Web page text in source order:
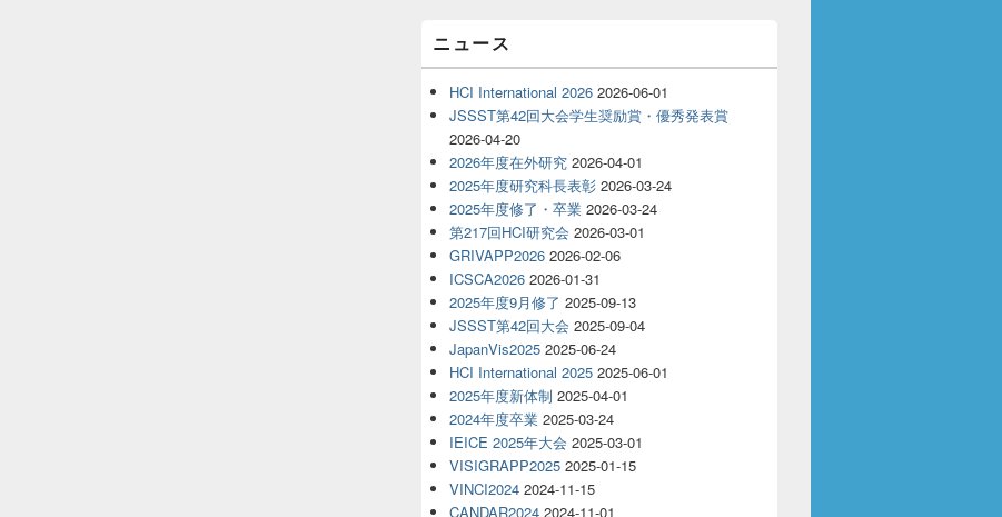
ニュース
HCI International 2026 2026-06-01
JSSST第42回大会学生奨励賞・優秀発表賞
2026-04-20
2026年度在外研究 2026-04-01
2025年度研究科長表彰 2026-03-24
2025年度修了・卒業 2026-03-24
第217回HCI研究会 2026-03-01
GRIVAPP2026 2026-02-06
ICSCA2026 2026-01-31
2025年度9月修了 2025-09-13
JSSST第42回大会 2025-09-04
JapanVis2025 2025-06-24
HCI International 2025 2025-06-01
2025年度新体制 2025-04-01
2024年度卒業 2025-03-24
IEICE 2025年大会 2025-03-01
VISIGRAPP2025 2025-01-15
VINCI2024 2024-11-15
CANDAR2024 2024-11-01